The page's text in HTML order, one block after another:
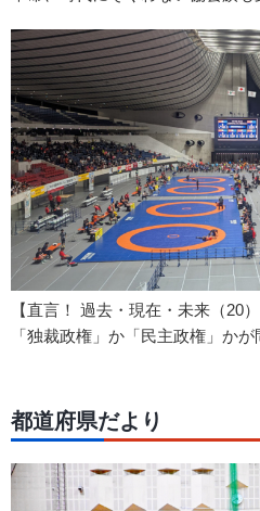
【直言！ 過去・現在・未来（20
「独裁政権」か「民主政権」か
都道府県だより